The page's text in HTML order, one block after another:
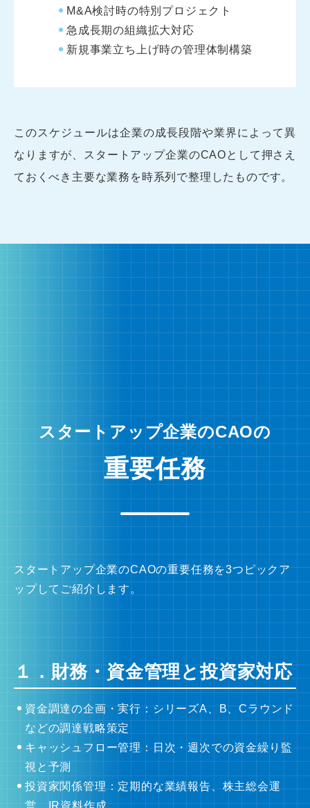
M&A検討時の特別プロジェクト
急成長期の組織拡大対応
新規事業立ち上げ時の管理体制構築
このスケジュールは企業の成長段階や業界によって異
なりますが、スタートアップ企業のCAOとして押さえ
ておくべき主要な業務を時系列で整理したものです。
スタートアップ企業のCAOの
重要任務
スタートアップ企業のCAOの重要任務を3つピックア
ップしてご紹介します。
１．財務・資金管理と投資家対応
資金調達の企画・実行：シリーズA、B、Cラウンド
などの調達戦略策定
キャッシュフロー管理：日次・週次での資金繰り監
視と予測
投資家関係管理：定期的な業績報告、株主総会運
営、IR資料作成